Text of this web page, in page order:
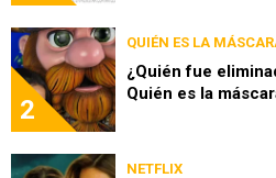
2
QUIÉN ES LA
¿Quién fue
Quién es la
NETFLIX